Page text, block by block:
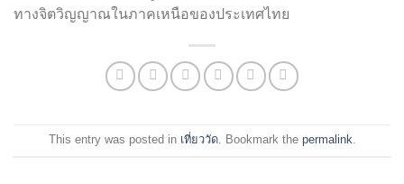
ทางจิตวิญญาณในภาคเหนือของประเทศไทย
This entry was posted in เที่ยววัด. Bookmark the permalink.